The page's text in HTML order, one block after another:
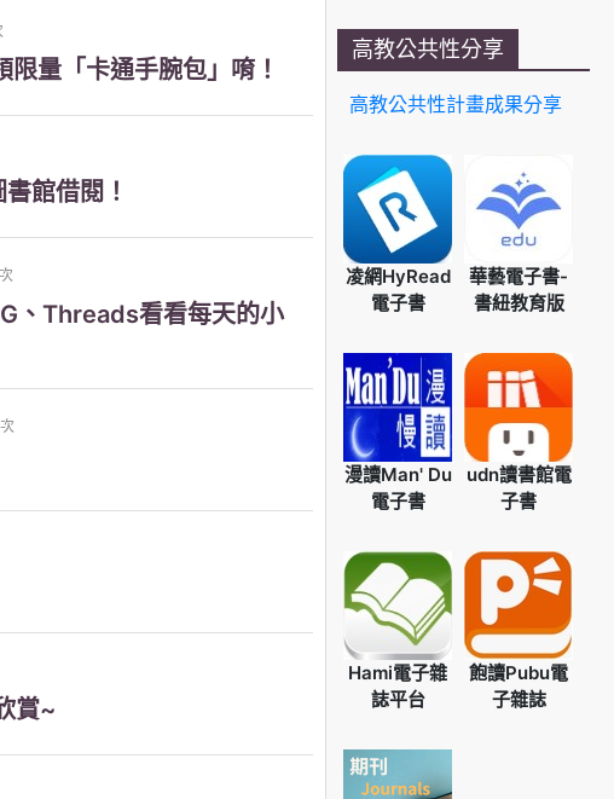
量「卡通手腕包」唷！
館借閱！
、Threads看看每天的小
賞~
高教公共性分享
高教公共性計畫成果分享
凌網HyRead
電子書
華藝電子書-
書紐教育版
漫讀Man' Du
電子書
udn讀書館電
子書
Hami電子雜
誌平台
飽讀Pubu電
子雜誌